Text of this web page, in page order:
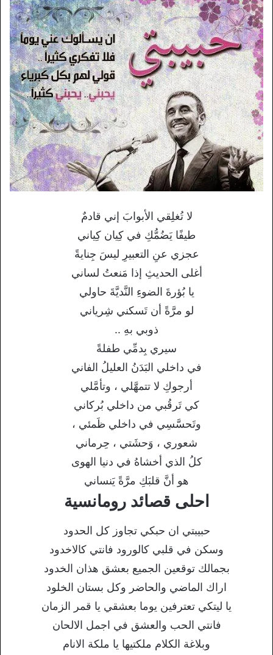
لا تُغلِقي الأبوابَ إني قادمٌ
طيفًا يَضُمُّكِ في كِيان كِياني
عجزي عنِ التعبيرِ ليسَ جِنايةً
أغلى الحديثِ إذا مَنعتُ لساني
يا بُؤرةَ الضوءِ النَّديَّةَ حاولي
لو مرَّةً أن تَسكني شِرياني
ذوبي بهِ ..
سيري بِدمِّي طفلةً
في داخلي البَدَنُ العليلُ الفاني
أرجوكِ لا تتمهَّلي ، وتأمَّلي
كي تَرقُبي من داخلي بُركاني
وتَحسَّسِي في داخلي ظَمئي ،
شعوري ، وَحشَتي ، حِرماني
كلُ الذي أخشاهُ في دنيا الهوى
هو أنَّ قلبَكِ مرَّةً يَنساني
احلى قصائد رومانسية
حبيبتي ان حبكي تجاوز كل الحدود
وسكن في قلبي كالورود فانتي كالاخدود
بجمالك توقعين الجميع بعشق هذان الخدود
اراك الماضي والحاضر وكل بستان الخلود
يا ليتكي تعترفين يوما بعشقي يا قمر الزمان
فانتي الحب والعشق في اجمل الالحان
وبلاغة الكلام ملكتيها يا ملكة الانام